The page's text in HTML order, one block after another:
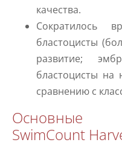
качества.
Сократилось
бластоцисты
развитие;
бластоцисты на
сравнению с
Основные
SwimCount